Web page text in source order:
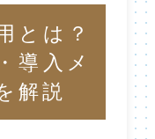
とは？
導入メ
解説